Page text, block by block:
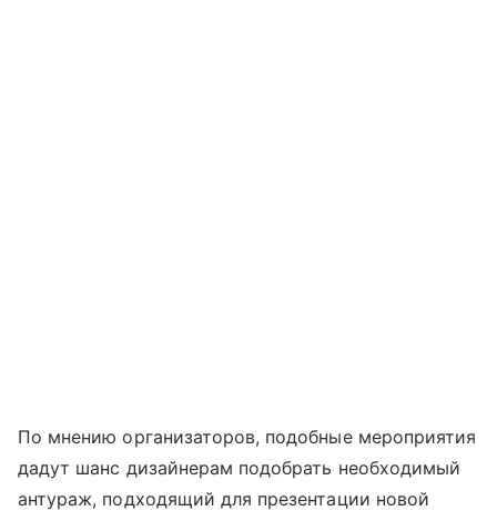
По мнению организаторов, подобные мероприятия
дадут шанс дизайнерам подобрать необходимый
антураж, подходящий для презентации новой